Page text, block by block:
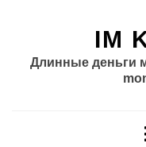
IM
Длинные деньги